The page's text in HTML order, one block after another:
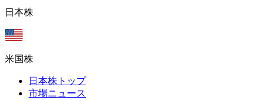
日本株
米国株
日本株トップ
市場ニュース